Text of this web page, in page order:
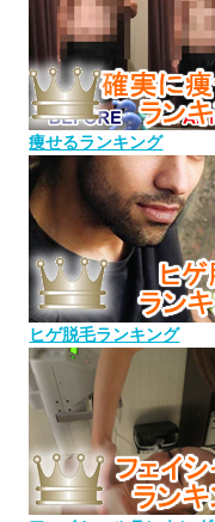
痩せるランキング
ヒゲ脱毛ランキング